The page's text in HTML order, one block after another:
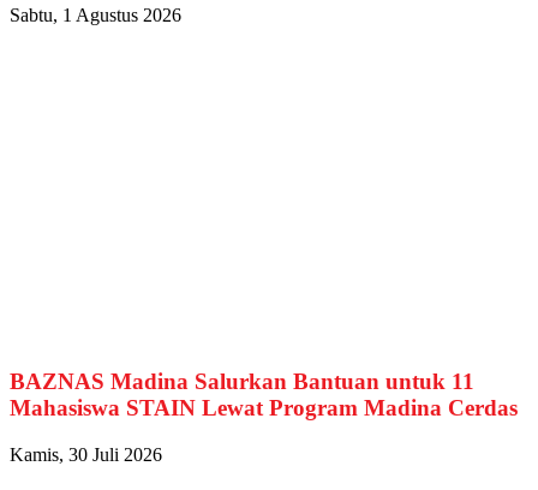
Sabtu, 1 Agustus 2026
BAZNAS Madina Salurkan Bantuan untuk 11
Mahasiswa STAIN Lewat Program Madina Cerdas
Kamis, 30 Juli 2026